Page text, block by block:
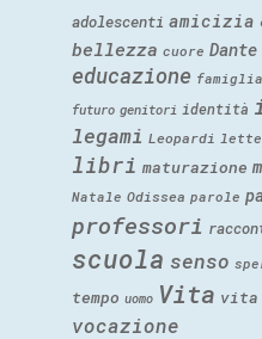
adolescenti amicizia
bellezza cuore Dante
educazione famiglia
futuro genitori identità
legami Leopardi
libri maturazione
Natale Odissea parole
professori
scuola senso
tempo uomo Vita vita
vocazione